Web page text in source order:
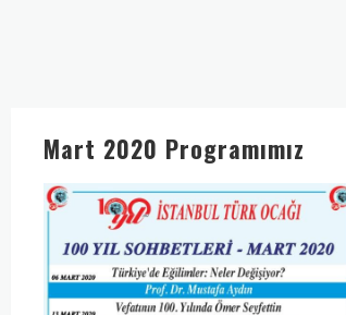
Mart 2020 Programımız